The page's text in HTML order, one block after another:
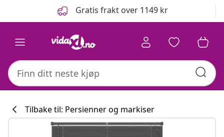
Gratis frakt over 1149 kr
Tilbake til: Persienner og markiser